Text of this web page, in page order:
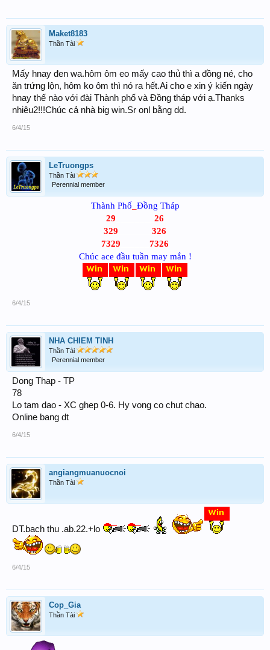
Maket8183
Thần Tài
Mấy hnay đen wa.hôm ôm eo mấy cao thủ thì a đồng né, cho
ăn trứng lộn, hôm ko ôm thì nó ra hết.Ai cho e xin ý kiến ngày
hnay thế nào với đài Thành phố và Đồng tháp với ạ.Thanks
nhiêu2!!!Chúc cả nhà big win.Sr onl bằng dd.
6/4/15
LeTruongps
Thần Tài
Perennial member
Thành Phố Đồng Tháp
29
26
329
326
7329
7326
Chúc ace đầu tuần may mắn !
6/4/15
NHA CHIEM TINH
Thần Tài
Perennial member
Dong Thap - TP
78
Lo tam dao - XC ghep 0-6. Hy vong co chut chao.
Online bang dt
6/4/15
angiangmuanuocnoi
Thần Tài
DT.bach thu .ab.22.+lo
6/4/15
Cop_Gia
Thần Tài